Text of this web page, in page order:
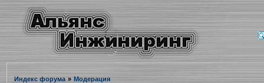
Индекс форума » Модерация